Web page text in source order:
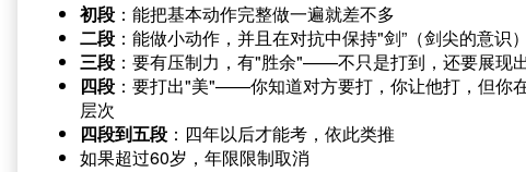
初段 ：能把基本动作完整做一遍就差不多
二段 ：能做小动作，并且在对抗中保持"剑”（剑尖的意识）
三段 ：要有压制力，有"胜余"——不只是打到，还要展现
四段 ：要打出"美"——你知道对方要打，你让他打，但你
层次
四段到五段 ：四年以后才能考，依此类推
如果超过60岁，年限限制取消